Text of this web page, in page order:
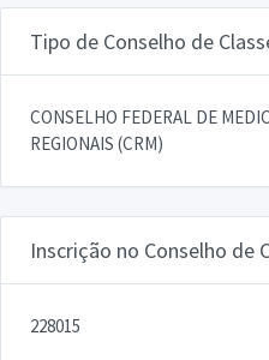
Tipo de Conselho de
CONSELHO FEDERAL DE
REGIONAIS (CRM)
Inscrição no Conselho de
228015